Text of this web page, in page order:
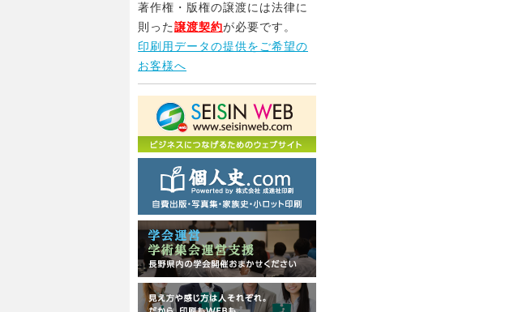
著作権・版権の譲渡には法律に
則った譲渡契約が必要です。
印刷用データの提供をご希望の
お客様へ